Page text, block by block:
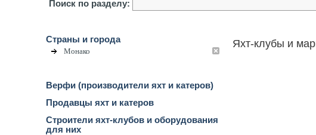
Поиск по разделу:
Страны и города
Монако
Верфи (производители яхт и катеров)
Продавцы яхт и катеров
Строители яхт-клубов и оборудования
для них
Яхт-клубы и